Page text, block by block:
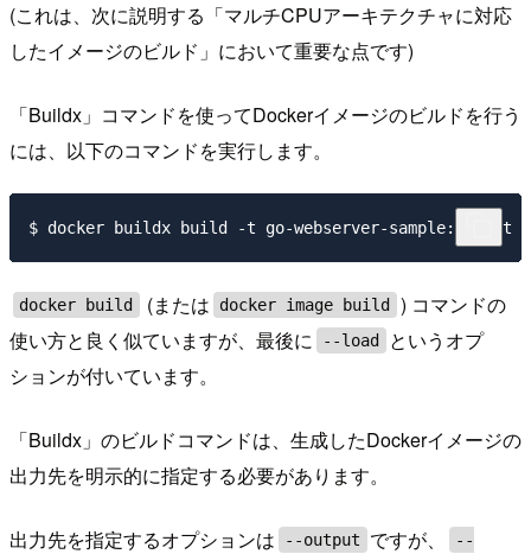
(これは、次に説明する「マルチCPUアーキテクチャに対応
したイメージのビルド」において重要な点です)
「Buildx」コマンドを使ってDockerイメージのビルドを行う
には、以下のコマンドを実行します。
docker build (または docker image build
) コマンドの
使い方と良く似ていますが、最後に
--load
というオプ
ションが付いています。
「Buildx」のビルドコマンドは、生成したDockerイメージの
出力先を明示的に指定する必要があります。
出力先を指定するオプションは --output ですが、
--